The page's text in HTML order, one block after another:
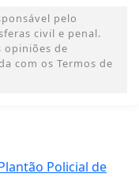
pelo
civil e penal.
opiniões de
com os Termos de